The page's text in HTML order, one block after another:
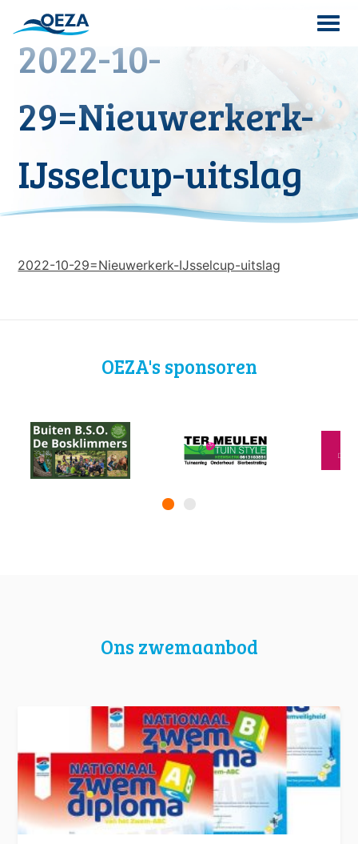
content
Search
2022-10-
29=Nieuwerkerk-
IJsselcup-uitslag
2022-10-29=Nieuwerkerk-IJsselcup-uitslag
OEZA's sponsoren
Ons zwemaanbod